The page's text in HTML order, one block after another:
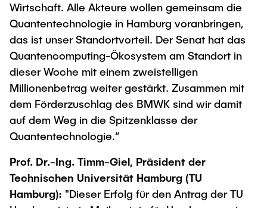
Wirtschaft. Alle Akteure wollen gemeinsam die
Quantentechnologie in Hamburg voranbringen,
das ist unser Standortvorteil. Der Senat hat das
Quantencomputing-Ökosystem am Standort in
dieser Woche mit einem zweistelligen
Millionenbetrag weiter gestärkt. Zusammen mit
dem Förderzuschlag des BMWK sind wir damit
auf dem Weg in die Spitzenklasse der
Quantentechnologie.“
Prof. Dr.-Ing. Timm-Giel, Präsident der
Technischen Universität Hamburg (TU
Hamburg): "Dieser Erfolg für den Antrag der TU